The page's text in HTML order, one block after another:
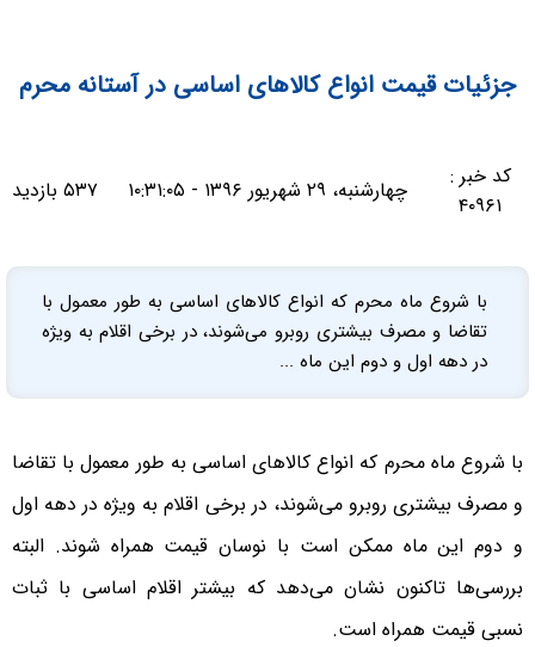
جزئیات قیمت انواع کالاهای اساسی در آستانه محرم
کد خبر :
۴۰۹۶۱
چهارشنبه، ۲۹ شهریور ۱۳۹۶ - ۱۰:۳۱:۰۵ ۵۳۷ بازدید
با شروع ماه محرم که انواع کالاهای اساسی به طور معمول با
تقاضا و مصرف بیشتری روبرو می‌شوند، در برخی اقلام به ویژه
در دهه اول و دوم این ماه ...
با شروع ماه محرم که انواع کالاهای اساسی به طور معمول با تقاضا
و مصرف بیشتری روبرو می‌شوند، در برخی اقلام به ویژه در دهه اول
و دوم این ماه ممکن است با نوسان قیمت همراه شوند. البته
بررسی‌ها تاکنون نشان می‌دهد که بیشتر اقلام اساسی با ثبات
نسبی قیمت همراه است.